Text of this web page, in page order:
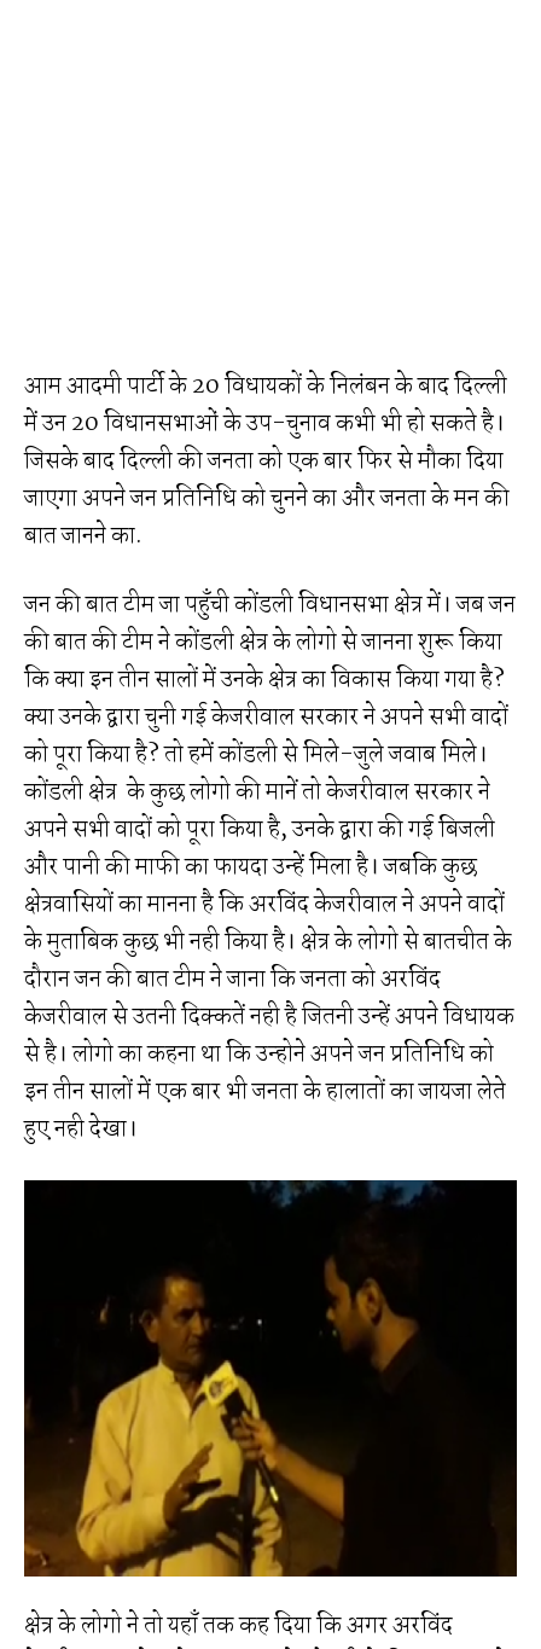
आम आदमी पार्टी के 20 विधायकों के निलंबन के बाद दिल्ली
में उन 20 विधानसभाओं के उप-चुनाव कभी भी हो सकते है।
जिसके बाद दिल्ली की जनता को एक बार फिर से मौका दिया
जाएगा अपने जन प्रतिनिधि को चुनने का और जनता के मन की
बात जानने का.
जन की बात टीम जा पहुॅंची कोंडली विधानसभा क्षेत्र में। जब जन
की बात की टीम ने कोंडली क्षेत्र के लोगो से जानना शुरू किया
कि क्या इन तीन सालों में उनके क्षेत्र का विकास किया गया है?
क्या उनके द्वारा चुनी गई केजरीवाल सरकार ने अपने सभी वादों
को पूरा किया है? तो हमें कोंडली से मिले-जुले जवाब मिले।
कोंडली क्षेत्र के कुछ लोगो की मानें तो केजरीवाल सरकार ने
अपने सभी वादों को पूरा किया है, उनके द्वारा की गई बिजली
और पानी की माफी का फायदा उन्हें मिला है। जबकि कुछ
क्षेत्रवासियों का मानना है कि अरविंद केजरीवाल ने अपने वादों
के मुताबिक कुछ भी नही किया है। क्षेत्र के लोगो से बातचीत के
दौरान जन की बात टीम ने जाना कि जनता को अरविंद
केजरीवाल से उतनी दिक्कतें नही है जितनी उन्हें अपने विधायक
से है। लोगो का कहना था कि उन्होने अपने जन प्रतिनिधि को
इन तीन सालों में एक बार भी जनता के हालातों का जायजा लेते
हुए नही देखा।
क्षेत्र के लोगो ने तो यहाॅं तक कह दिया कि अगर अरविंद